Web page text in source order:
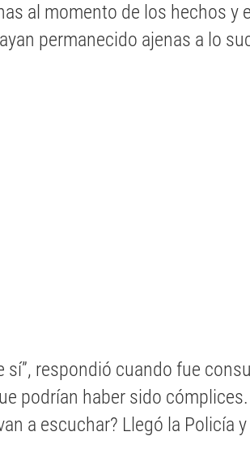
al momento de los hechos y
permanecido ajenas a lo
sí”, respondió cuando fue
podrían haber sido
a escuchar? Llegó la Policía